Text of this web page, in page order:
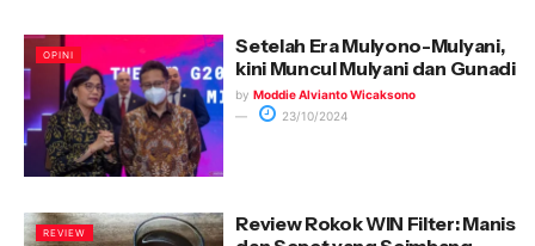
OPINI
Setelah Era Mulyono-Mulyani,
kini Muncul Mulyani dan Gunadi
by Moddie Alvianto Wicaksono
23/10/2024
REVIEW
Review Rokok WIN Filter: Manis